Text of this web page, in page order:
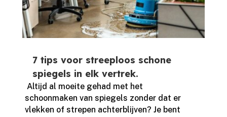
7 tips voor streeploos schone
spiegels in elk vertrek.
​ Altijd al moeite gehad met het
schoonmaken van spiegels zonder dat er
vlekken of strepen achterblijven? Je bent